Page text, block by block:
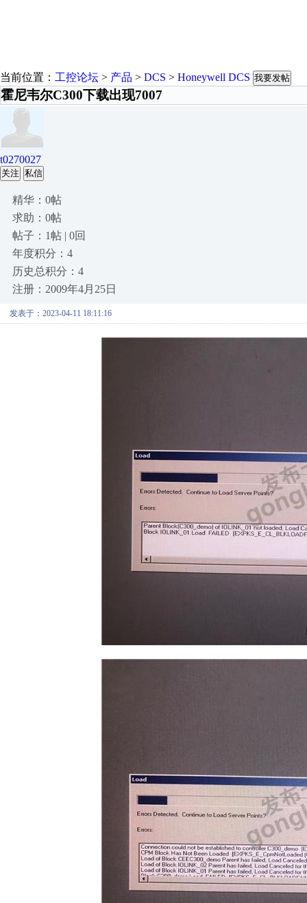
当前位置： 工控论坛 > 产品 > DCS > Honeywell DCS 我要发帖
霍尼韦尔C300下载出现7007
t0270027
关注 私信
精华：0帖
求助：0帖
帖子：1帖 | 0回
年度积分：4
历史总积分：4
注册：2009年4月25日
发表于：2023-04-11 18:11:16